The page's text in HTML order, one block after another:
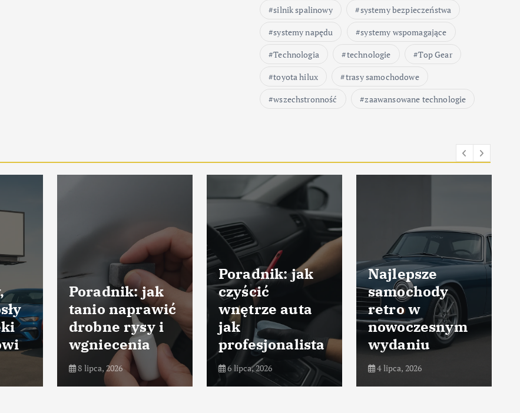
silnik spalinowy
systemy bezpieczeństwa
systemy napędu
systemy wspomagające
Technologia
technologie
Top Gear
toyota hilux
trasy samochodowe
wszechstronność
zaawansowane technologie
Poradnik: jak
tanio naprawić
drobne rysy i
wgniecenia
8 lipca, 2026
Poradnik: jak
czyścić
wnętrze auta
jak
profesjonalista
6 lipca, 2026
Najlepsze
samochody
retro w
nowoczesnym
wydaniu
4 lipca, 2026